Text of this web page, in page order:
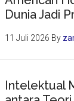
Dunia Jadi
11 Juli 2026 By
Intelektual